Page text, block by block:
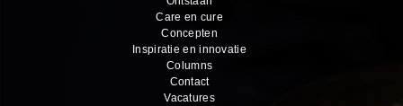
Care en cure
Concepten
Inspiratie en innovatie
Columns
Contact
Vacatures